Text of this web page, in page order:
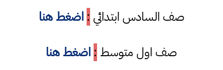
صف السادس ابتدائي : اضغط هنا
صف اول متوسط : اضغط هنا